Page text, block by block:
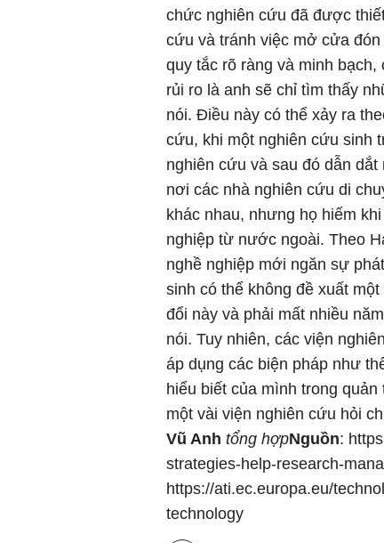
chức nghiên cứu đã được
cứu và tránh việc mở cửa
quy tắc rõ ràng và minh
rủi ro là anh sẽ chỉ tìm thấy
nói. Điều này có thể xảy ra
cứu, khi một nghiên cứu sinh
nghiên cứu và sau đó dẫn
nơi các nhà nghiên cứu di
khác nhau, nhưng họ hiếm
nghiệp từ nước ngoài. Theo
nghề nghiệp mới ngăn sự
sinh có thể không đề xuất
đổi này và phải mất nhiều
nói. Tuy nhiên, các viện
áp dụng các biện pháp như
hiểu biết của mình trong
một vài viện nghiên cứu hỏi
Vũ Anh tổng hợpNguồn:
strategies-help-research-
https://ati.ec.europa.eu/
technology